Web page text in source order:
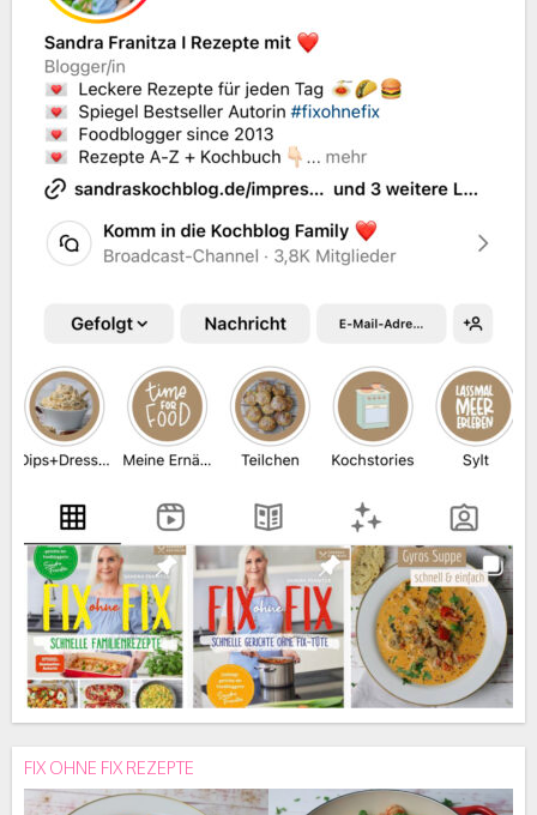
FIX OHNE FIX REZEPTE